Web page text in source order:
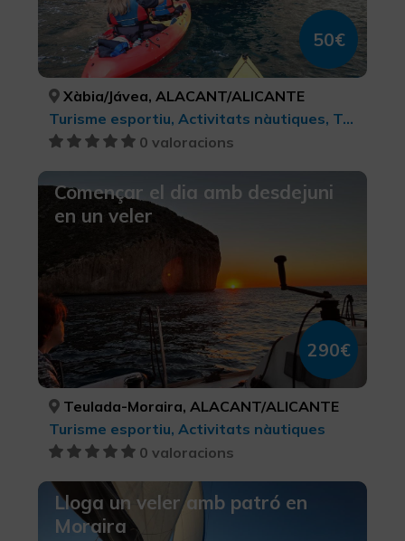
50€
Xàbia/Jávea, ALACANT/ALICANTE
Turisme esportiu, Activitats nàutiques, Turisme actiu-aventura
0 valoracions
Començar el dia amb desdejuni
en un veler
290€
Teulada-Moraira, ALACANT/ALICANTE
Turisme esportiu, Activitats nàutiques
0 valoracions
Lloga un veler amb patró en
Moraira